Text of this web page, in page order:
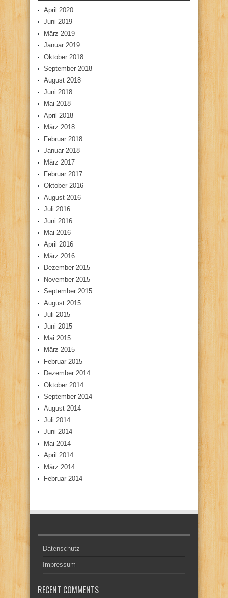
April 2020
Juni 2019
März 2019
Januar 2019
Oktober 2018
September 2018
August 2018
Juni 2018
Mai 2018
April 2018
März 2018
Februar 2018
Januar 2018
März 2017
Februar 2017
Oktober 2016
August 2016
Juli 2016
Juni 2016
Mai 2016
April 2016
März 2016
Dezember 2015
November 2015
September 2015
August 2015
Juli 2015
Juni 2015
Mai 2015
März 2015
Februar 2015
Dezember 2014
Oktober 2014
September 2014
August 2014
Juli 2014
Juni 2014
Mai 2014
April 2014
März 2014
Februar 2014
Datenschutz
Impressum
RECENT COMMENTS